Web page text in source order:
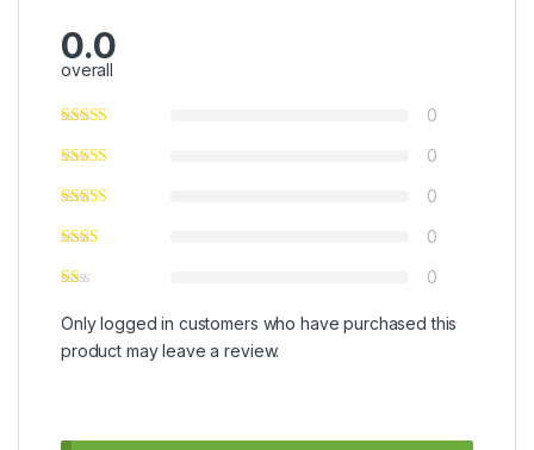
0.0
overall
0
0
0
0
0
Only logged in customers who have purchased this
product may leave a review.